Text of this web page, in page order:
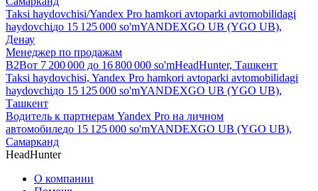
Taksi haydovchisi/Yandex Pro hamkori avtoparki avtomobilidagi
haydovchiдо 15 125 000 so'mYANDEXGO UB (YGO UB),
Денау
Менеджер по продажам
B2Bот 7 200 000 до 16 800 000 so'mHeadHunter, Ташкент
Taksi haydovchisi, Yandex Pro hamkori avtoparki avtomobilidagi
haydovchiдо 15 125 000 so'mYANDEXGO UB (YGO UB),
Ташкент
Водитель к партнерам Yandex Pro на личном
автомобиледо 15 125 000 so'mYANDEXGO UB (YGO UB),
Самарканд
HeadHunter
О компании